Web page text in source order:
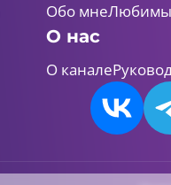
Обо мне
О нас
О канале